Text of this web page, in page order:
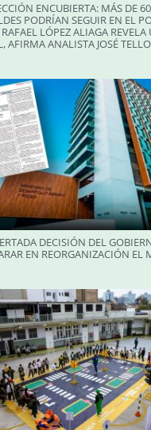
ENCUBIERTA: MÁS DE 60
PODRÍAN SEGUIR EN EL
LÓPEZ ALIAGA
AFIRMA ANALISTA JOSÉ TELLO
DECISIÓN DEL
EN REORGANIZACIÓN EL